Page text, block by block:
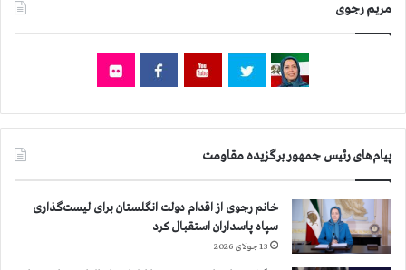
مریم رجوی
پیام‌های رئیس جمهور برگزیده مقاومت
خانم رجوی از اقدام دولت انگلستان برای لیست‌گذاری
سپاه پاسداران استقبال کرد
13 جولای 2026